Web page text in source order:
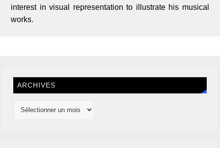
interest in visual representation to illustrate his musical
works.
ARCHIVES